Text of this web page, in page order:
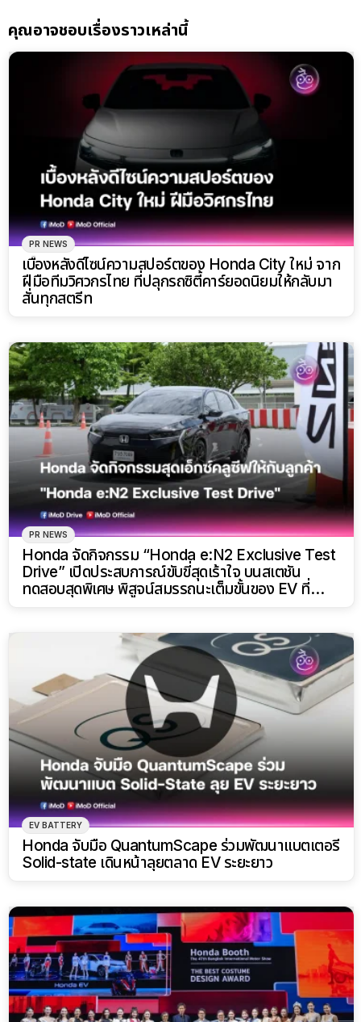
คุณอาจชอบเรื่องราวเหล่านี้
PR NEWS
เบื้องหลังดีไซน์ความสปอร์ตของ Honda City ใหม่ จาก
ฝีมือทีมวิศวกรไทย ที่ปลุกรถซิตี้คาร์ยอดนิยมให้กลับมา
สั่นทุกสตรีท
PR NEWS
Honda จัดกิจกรรม “Honda e:N2 Exclusive Test
Drive” เปิดประสบการณ์ขับขี่สุดเร้าใจ บนสเตชัน
ทดสอบสุดพิเศษ พิสูจน์สมรรถนะเต็มขั้นของ EV ที่
EV BATTERY
Honda จับมือ QuantumScape ร่วมพัฒนาแบตเตอรี่
Solid-state เดินหน้าลุยตลาด EV ระยะยาว